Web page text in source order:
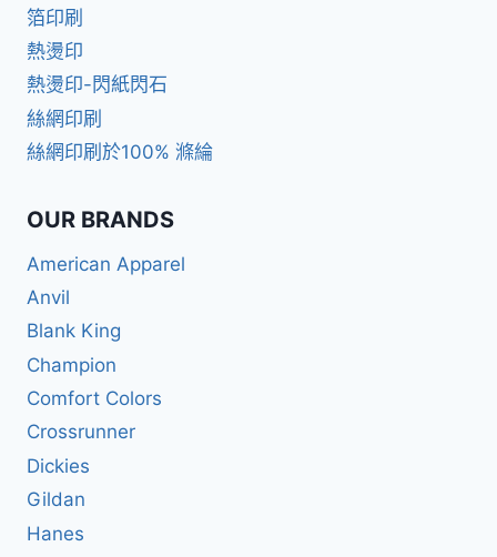
箔印刷
熱燙印
熱燙印-閃紙閃石
絲網印刷
絲網印刷於100% 滌綸
OUR BRANDS
American Apparel
Anvil
Blank King
Champion
Comfort Colors
Crossrunner
Dickies
Gildan
Hanes